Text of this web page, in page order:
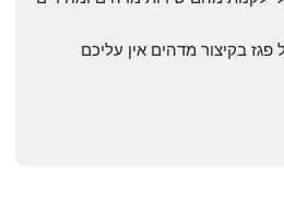
בקיצור מדהים אין עליכם